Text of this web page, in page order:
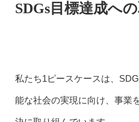
SDGs目標達成へ
私たち1ピースケースは、
能な社会の実現に向け、事業